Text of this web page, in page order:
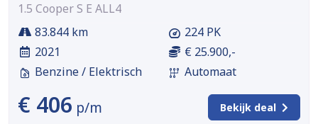
1.5 Cooper S E ALL4
83.844 km
2021
Benzine / Elektrisch
224 PK
€ 25.900,-
Automaat
€ 406 p/m Bekijk deal